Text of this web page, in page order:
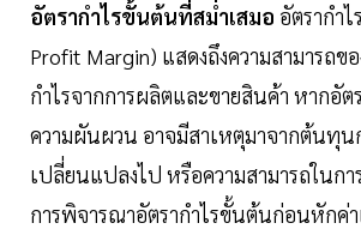
อัตรากำไรขั้นต้นที่สม่ำเสมอ อัตรากำ
Profit Margin) แสดงถึงความสามารถข
กำไรจากการผลิตและขายสินค้า หากอั
ความผันผวน อาจมีสาเหตุมาจากต้นทุน
เปลี่ยนแปลงไป หรือความสามารถในก
การพิจารณาอัตรากำไรขั้นต้นก่อนหักค่า